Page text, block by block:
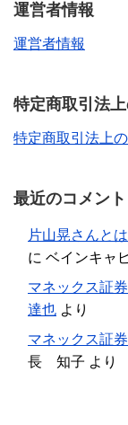
運営者情報
運営者情報
特定商取引法
特定商取引法上
最近のコメント
片山晃さんと
に ベインキャ
マネックス証
達也 より
マネックス証
長 知子 より